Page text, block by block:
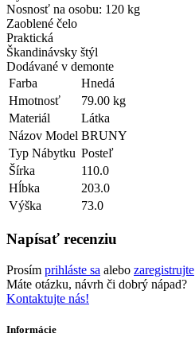
Nosnosť na osobu: 120 kg
Zaoblené čelo
Praktická
Škandinávsky štýl
Dodávané v demonte
Farba
Hnedá
Hmotnosť
79.00 kg
Materiál
Látka
Názov Model BRUNY
Typ Nábytku Posteľ
Šírka
110.0
Hĺbka
203.0
Výška
73.0
Napísať recenziu
Prosím prihláste sa alebo zaregistrujte
Máte otázku, návrh či dobrý nápad?
Kontaktujte nás!
Informácie